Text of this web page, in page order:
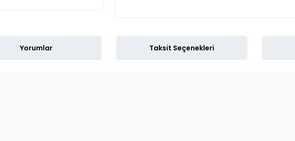
Yorumlar Taksit Seçenekleri